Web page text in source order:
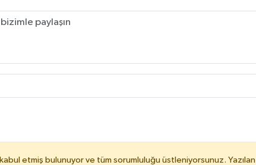
kabul etmiş bulunuyor ve tüm sorumluluğu üstleniyorsunuz. Yazılan